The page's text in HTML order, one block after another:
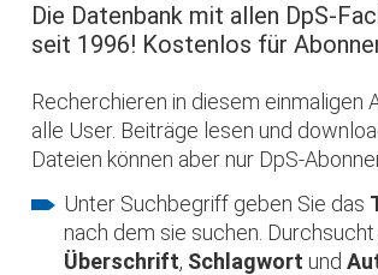
Die Datenbank mit allen DpS-
seit 1996! Kostenlos für
Recherchieren in diesem einmaligen
alle User. Beiträge lesen und
Dateien können aber nur DpS-
Unter Suchbegriff geben Sie das
nach dem sie suchen.
Überschrift, Schlagwort und